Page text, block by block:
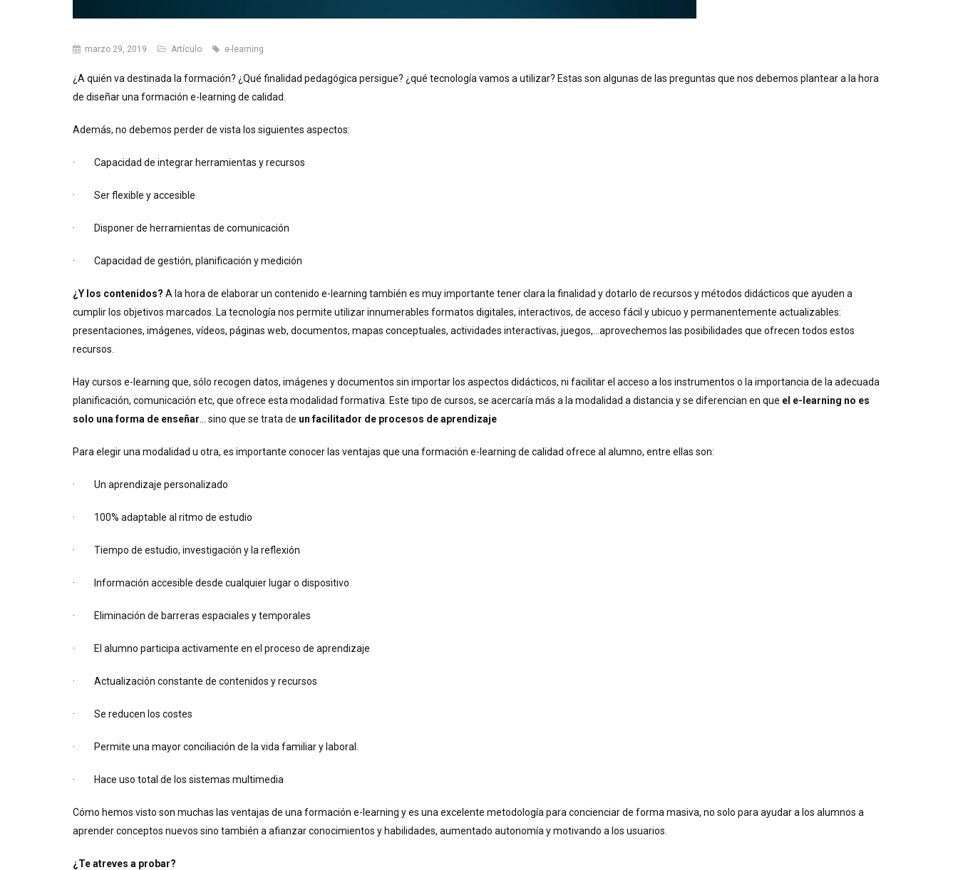
marzo 29, 2019 Artículo e-learning
¿A quién va destinada la formación? ¿Qué finalidad pedagógica persigue? ¿qué tecnología vamos a utilizar? Estas son algunas de las preguntas que nos debemos plantear a la hora
de diseñar una formación e-learning de calidad.
Además, no debemos perder de vista los siguientes aspectos:
· Capacidad de integrar herramientas y recursos
· Ser flexible y accesible
· Disponer de herramientas de comunicación
· Capacidad de gestión, planificación y medición
¿Y los contenidos? A la hora de elaborar un contenido e-learning también es muy importante tener clara la finalidad y dotarlo de recursos y métodos didácticos que ayuden a
cumplir los objetivos marcados. La tecnología nos permite utilizar innumerables formatos digitales, interactivos, de acceso fácil y ubicuo y permanentemente actualizables:
presentaciones, imágenes, vídeos, páginas web, documentos, mapas conceptuales, actividades interactivas, juegos,…aprovechemos las posibilidades que ofrecen todos estos
recursos.
Hay cursos e-learning que, sólo recogen datos, imágenes y documentos sin importar los aspectos didácticos, ni facilitar el acceso a los instrumentos o la importancia de la adecuada
planificación, comunicación etc, que ofrece esta modalidad formativa. Este tipo de cursos, se acercaría más a la modalidad a distancia y se diferencian en que el e-learning no es
solo una forma de enseñar … sino que se trata de un facilitador de procesos de aprendizaje
Para elegir una modalidad u otra, es importante conocer las ventajas que una formación e-learning de calidad ofrece al alumno, entre ellas son:
· Un aprendizaje personalizado
· 100% adaptable al ritmo de estudio
· Tiempo de estudio, investigación y la reflexión
· Información accesible desde cualquier lugar o dispositivo.
· Eliminación de barreras espaciales y temporales
· El alumno participa activamente en el proceso de aprendizaje
· Actualización constante de contenidos y recursos
· Se reducen los costes
· Permite una mayor conciliación de la vida familiar y laboral.
· Hace uso total de los sistemas multimedia
Cómo hemos visto son muchas las ventajas de una formación e-learning y es una excelente metodología para concienciar de forma masiva, no solo para ayudar a los alumnos a
aprender conceptos nuevos sino también a afianzar conocimientos y habilidades, aumentado autonomía y motivando a los usuarios.
¿Te atreves a probar?